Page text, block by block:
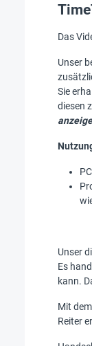
Das
Unser
Sie
diesen
Unser
Es
kann.
Mit dem
Reiter